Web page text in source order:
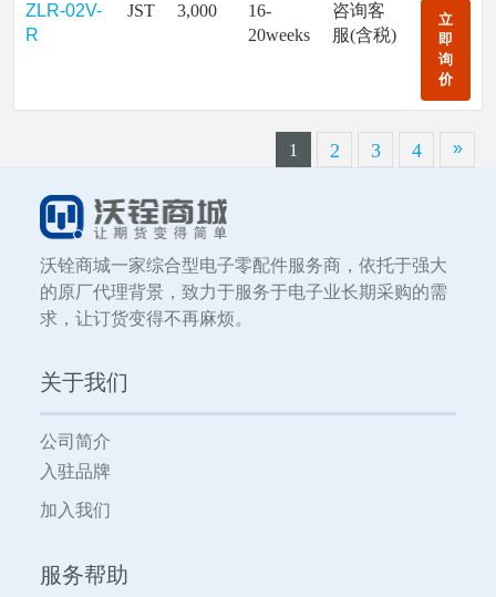
ZLR-02V-
R
JST 3,000
16-
20weeks
咨询客
服(含税)
立
即
询
价
1 2 3 4 »
沃铨商城一家综合型电子零配件服务商，依托于强大
的原厂代理背景，致力于服务于电子业长期采购的需
求，让订货变得不再麻烦。
关于我们
公司简介
入驻品牌
加入我们
服务帮助